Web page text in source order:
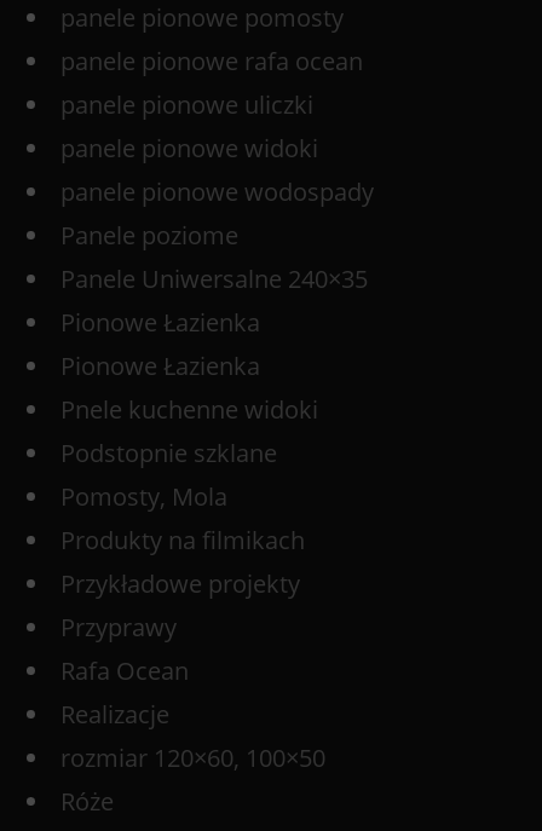
panele pionowe pomosty
panele pionowe rafa ocean
panele pionowe uliczki
panele pionowe widoki
panele pionowe wodospady
Panele poziome
Panele Uniwersalne 240×35
Pionowe Łazienka
Pionowe Łazienka
Pnele kuchenne widoki
Podstopnie szklane
Pomosty, Mola
Produkty na filmikach
Przykładowe projekty
Przyprawy
Rafa Ocean
Realizacje
rozmiar 120×60, 100×50
Róże